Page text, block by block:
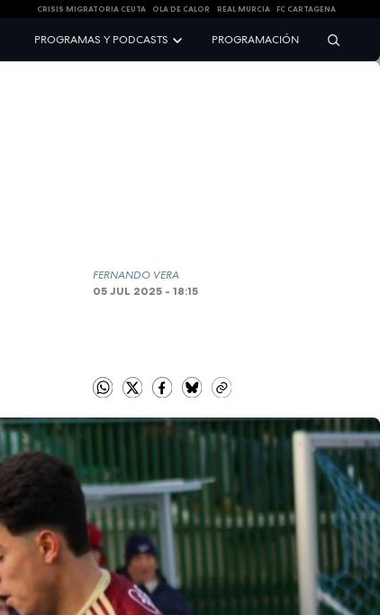
CRISIS MIGRATORIA CEUTA OLA DE CALOR REAL MURCIA FC CARTAGENA
PROGRAMAS Y PODCASTS PROGRAMACIÓN
FERNANDO VERA
05 JUL 2025 - 18:15